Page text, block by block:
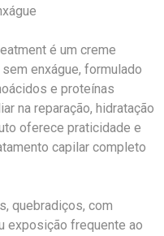
é um creme
enxágue, formulado
e proteínas
na reparação, hidratação
oferece praticidade e
capilar completo
quebradiços, com
exposição frequente ao